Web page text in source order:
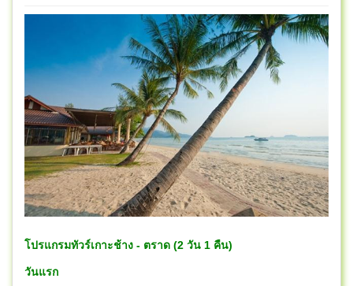
โปรแกรมทัวร์เกาะช้าง - ตราด (2 วัน 1 คืน)
วันแรก